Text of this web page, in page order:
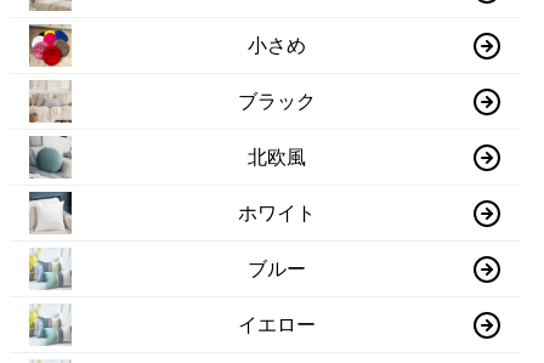
小さめ
ブラック
北欧風
ホワイト
ブルー
イエロー